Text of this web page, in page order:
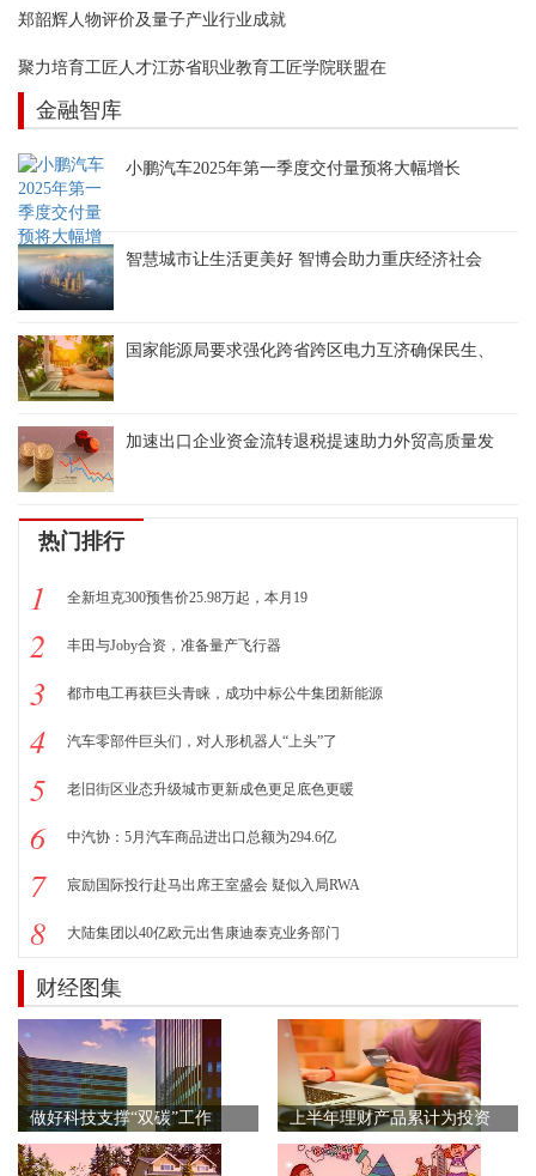
郑韶辉人物评价及量子产业行业成就
聚力培育工匠人才江苏省职业教育工匠学院联盟在
金融智库
小鹏汽车2025年第一季度交付量预将大幅增长
智慧城市让生活更美好 智博会助力重庆经济社会
国家能源局要求强化跨省跨区电力互济确保民生、
加速出口企业资金流转退税提速助力外贸高质量发
热门排行
1 全新坦克300预售价25.98万起，本月19
2 丰田与Joby合资，准备量产飞行器
3 都市电工再获巨头青睐，成功中标公牛集团新能源
4 汽车零部件巨头们，对人形机器人“上头”了
5 老旧街区业态升级城市更新成色更足底色更暖
6 中汽协：5月汽车商品进出口总额为294.6亿
7 宸励国际投行赴马出席王室盛会 疑似入局RWA
8 大陆集团以40亿欧元出售康迪泰克业务部门
财经图集
做好科技支撑“双碳”工作 上半年理财产品累计为投资